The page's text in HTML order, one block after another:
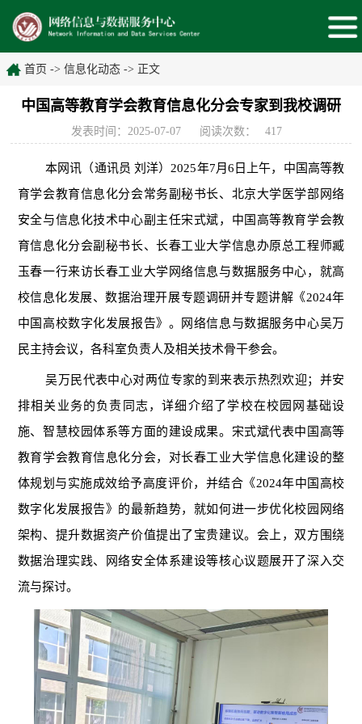
首页 -> 信息化动态 -> 正文
中国高等教育学会教育信息化分会专家到我校调研
发表时间：2025-07-07 阅读次数： 417
本网讯（通讯员 刘洋）2025年7月6日上午，中国高等教
育学会教育信息化分会常务副秘书长、北京大学医学部网络
安全与信息化技术中心副主任宋式斌，中国高等教育学会教
育信息化分会副秘书长、长春工业大学信息办原总工程师臧
玉春一行来访长春工业大学网络信息与数据服务中心，就高
校信息化发展、数据治理开展专题调研并专题讲解《2024年
中国高校数字化发展报告》。网络信息与数据服务中心吴万
民主持会议，各科室负责人及相关技术骨干参会。
吴万民代表中心对两位专家的到来表示热烈欢迎；并安
排相关业务的负责同志，详细介绍了学校在校园网基础设
施、智慧校园体系等方面的建设成果。宋式斌代表中国高等
教育学会教育信息化分会，对长春工业大学信息化建设的整
体规划与实施成效给予高度评价，并结合《2024年中国高校
数字化发展报告》的最新趋势，就如何进一步优化校园网络
架构、提升数据资产价值提出了宝贵建议。会上，双方围绕
数据治理实践、网络安全体系建设等核心议题展开了深入交
流与探讨。